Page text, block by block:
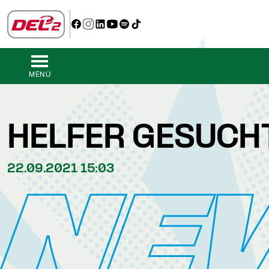
MENÜ
HELFER
22.09.2021 15:03